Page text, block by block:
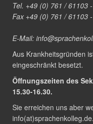
Tel. +49 (0) 761 / 61103
Fax +49 (0) 761 / 61103
E-Mail:
Aus Krankheitsgründen
eingeschränkt besetzt.
Öffnungszeiten des
15.30-16.30.
Sie erreichen uns aber
info(at)sprachenkolleg.de.